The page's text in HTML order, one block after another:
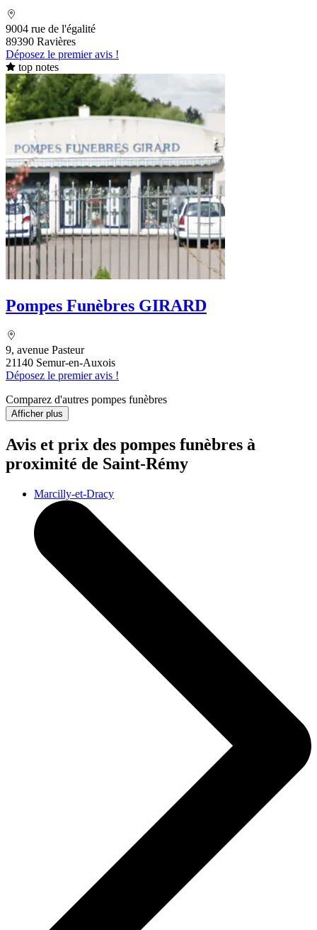
9004 rue de l'égalité
89390 Ravières
Déposez le premier avis !
top notes
Pompes Funèbres GIRARD
9, avenue Pasteur
21140 Semur-en-Auxois
Déposez le premier avis !
Comparez d'autres pompes funèbres
Afficher plus
Avis et prix des pompes funèbres à
proximité de Saint-Rémy
Marcilly-et-Dracy